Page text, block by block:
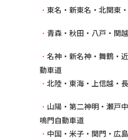
東名・新東名・北関東
青森・秋田・八戸・関
名神・新名神・舞鶴・
動車道
北陸・東海・上信越・
山陽・第二神明・瀬戸
鳴門自動車道
中国・米子・関門・広